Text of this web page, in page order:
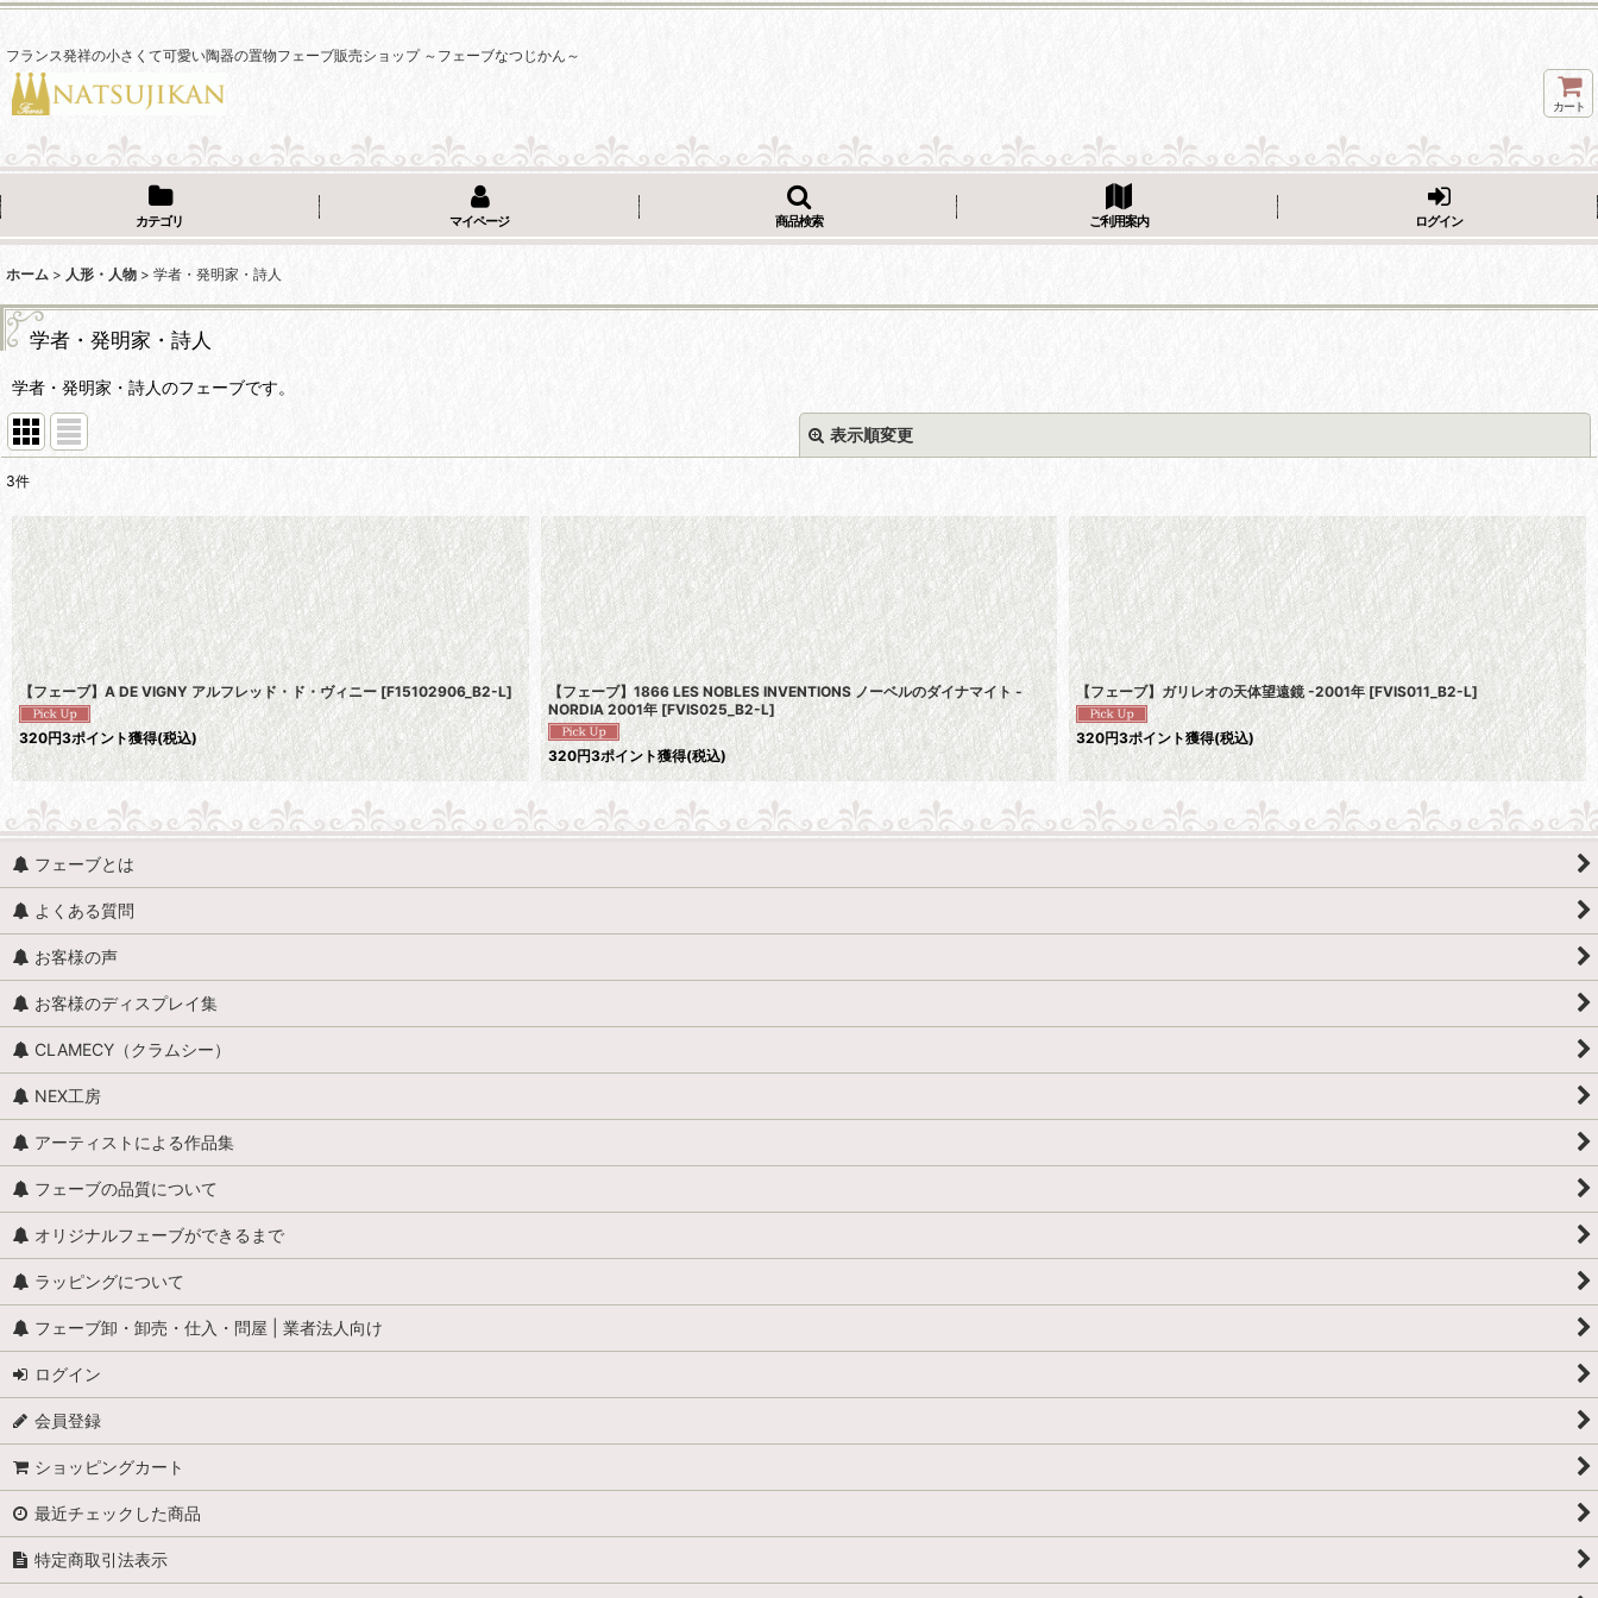
フランス発祥の小さくて可愛い陶器の置物フェーブ販売ショップ ～フェーブなつじかん～
カート
カテゴリ マイページ 商品検索 ご利用案内 ログイン
ホーム > 人形・人物 > 学者・発明家・詩人
学者・発明家・詩人
学者・発明家・詩人のフェーブです。
表示順変更
並び順:
絞り込む
3件
【フェーブ】A DE VIGNY アルフレッド・ド・ヴィニー [F15102906_B2-L]
320円3ポイント獲得(税込)
【フェーブ】1866 LES NOBLES INVENTIONS ノーベルのダイナマイト -
NORDIA 2001年 [FVIS025_B2-L]
320円3ポイント獲得(税込)
【フェーブ】ガリレオの天体望遠鏡 -2001年 [FVIS011_B2-L]
320円3ポイント獲得(税込)
フェーブとは
よくある質問
お客様の声
お客様のディスプレイ集
CLAMECY（クラムシー）
NEX工房
アーティストによる作品集
フェーブの品質について
オリジナルフェーブができるまで
ラッピングについて
フェーブ卸・卸売・仕入・問屋 | 業者法人向け
ログイン
会員登録
ショッピングカート
最近チェックした商品
特定商取引法表示